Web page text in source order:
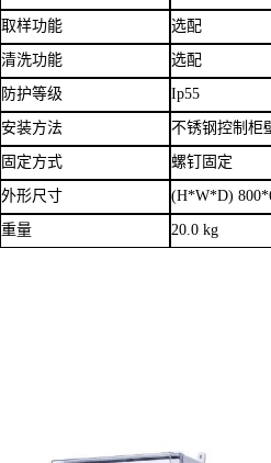
太阳能电池 DC 24V / 15W
断流保护 选配
取样功能 选配
清洗功能 选配
防护等级 Ip55
安装方法 不锈钢控制柜
固定方式 螺钉固定